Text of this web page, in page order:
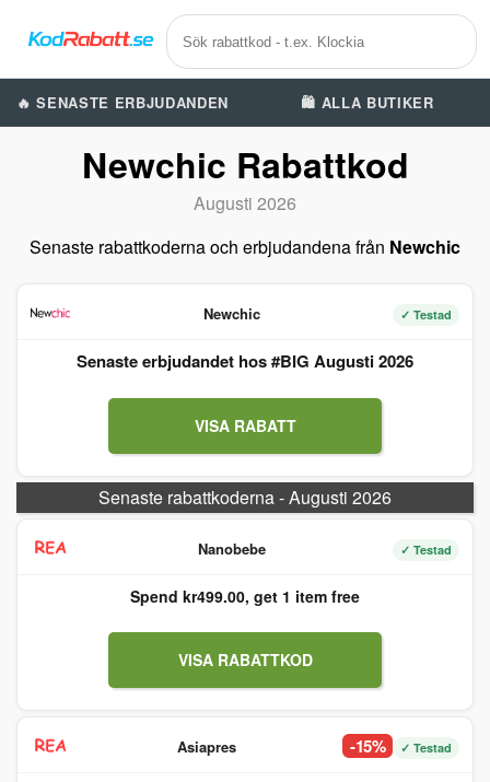
🔥 SENASTE ERBJUDANDEN 🛍️ ALLA BUTIKER
Newchic Rabattkod
Augusti 2026
Senaste rabattkoderna och erbjudandena från Newchic
Newchic ✓ Testad
Senaste erbjudandet hos #BIG Augusti 2026
VISA RABATT
Senaste rabattkoderna - Augusti 2026
Nanobebe ✓ Testad
Spend kr499.00, get 1 item free
VISA RABATTKOD
Asiapres -15% ✓ Testad